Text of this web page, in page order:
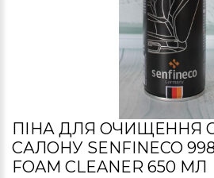
ПІНА ДЛЯ ОЧИЩЕННЯ
САЛОНУ SENFINECO
FOAM CLEANER 650 МЛ